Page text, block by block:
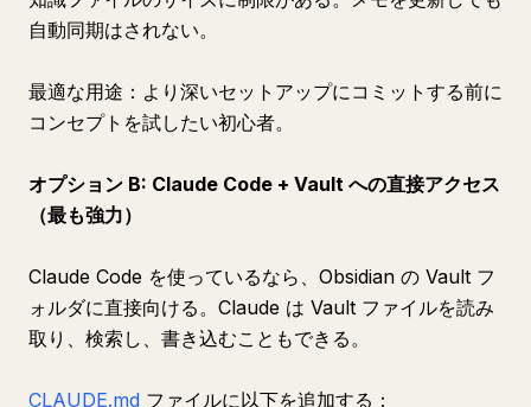
自動同期はされない。
最適な用途：より深いセットアップにコミットする前に
コンセプトを試したい初心者。
オプション B: Claude Code + Vault への直接アクセス
（最も強力）
Claude Code を使っているなら、Obsidian の Vault フ
ォルダに直接向ける。Claude は Vault ファイルを読み
取り、検索し、書き込むこともできる。
CLAUDE.md ファイルに以下を追加する：